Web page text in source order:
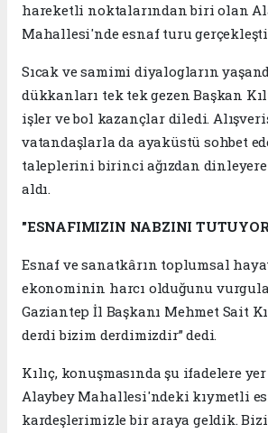
hareketli noktalarından biri olan
Mahallesi'nde esnaf turu
Sıcak ve samimi diyalogların
dükkanları tek tek gezen Başkan
işler ve bol kazançlar diledi.
vatandaşlarla da ayaküstü sohbet
taleplerini birinci ağızdan
aldı.
"ESNAFIMIZIN NABZINI
Esnaf ve sanatkârın toplumsal
ekonominin harcı olduğunu
Gaziantep İl Başkanı Mehmet Sait
derdi bizim derdimizdir” dedi.
Kılıç, konuşmasında şu ifadelere
Alaybey Mahallesi'ndeki kıymetli
kardeşlerimizle bir araya geldik.